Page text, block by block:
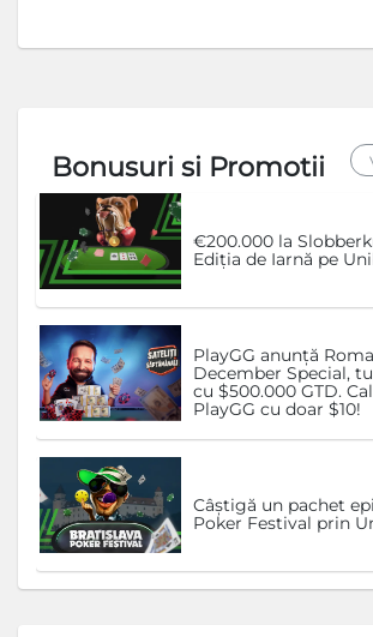
Bonusuri si Promotii
€200.000 la
Ediția de Iarnă pe
PlayGG anunță
December Special,
cu $500.000 GTD.
PlayGG cu doar $10!
Câștigă un pachet
Poker Festival prin